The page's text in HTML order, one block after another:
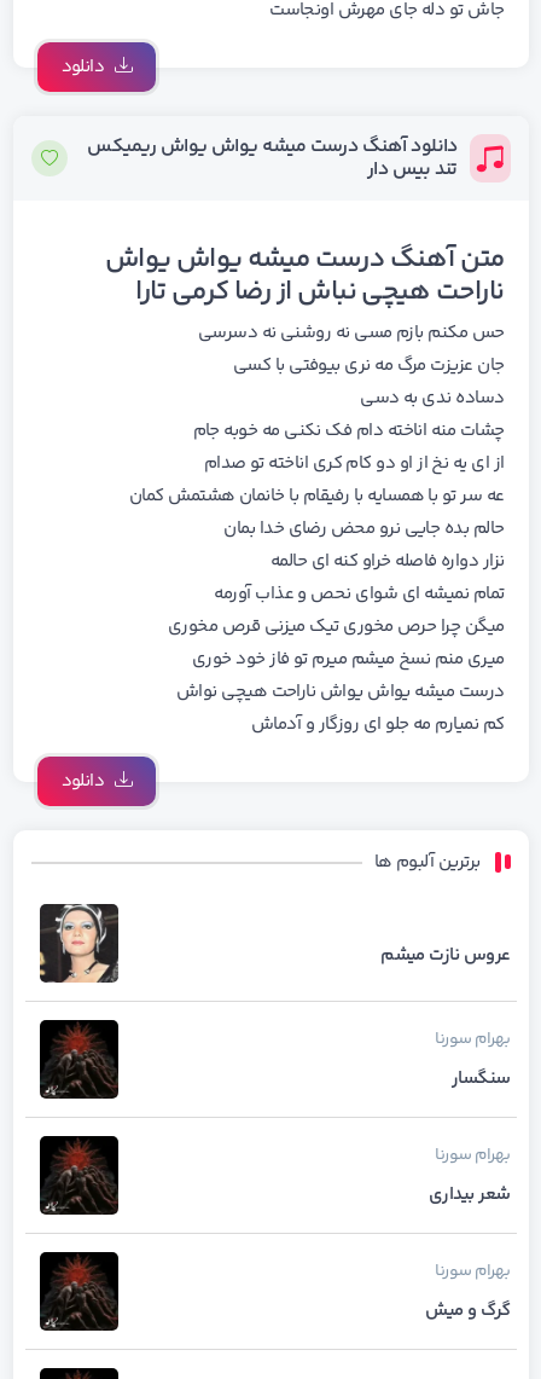
برترین آلبوم ها
عروس نازت میشم
بهرامسورنا
سنگسار
بهرامسورنا
شعر بیداری
بهرامسورنا
گرگ و میش
جاش تو دله جای مهرش اونجاست
دانلود
دانلود آهنگ درست میشه یواش یواش ریمیکس
تند بیس دار
متن آهنگ درست میشه یواش یواش
ناراحت هیچی نباش از رضا کرمی تارا
حس مکنم بازم مسی نه روشنی نه دسرسی
جان عزیزت مرگ مه نری بیوفتی با کسی
دساده ندی به دسی
چشات منه اناخته دام فک نکنی مه خوبه جام
از ای یه نخ از او دو کام کری اناخته تو صدام
عه سر تو با همسایه با رفیقام با خانمان هشتمش کمان
حالم بده جایی نرو محض رضای خدا بمان
نزار دواره فاصله خراو کنه ای حالمه
تمام نمیشه ای شوای نحص و عذاب آورمه
میگن چرا حرص مخوری تیک میزنی قرص مخوری
میری منم نسخ میشم میرم تو فاز خود خوری
درست میشه یواش یواش ناراحت هیچی نواش
کم نمیارم مه جلو ای روزگار و آدماش
دانلود